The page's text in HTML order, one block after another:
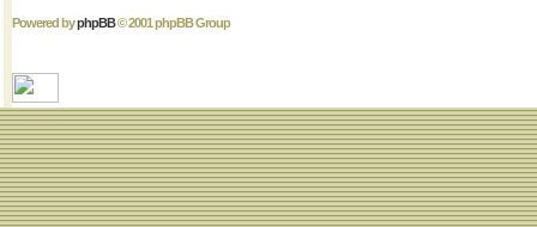
Powered byphpBB© 2001 phpBB Group